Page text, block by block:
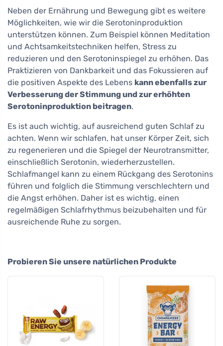
Neben der Ernährung und Bewegung gibt es weitere
Möglichkeiten, wie wir die Serotoninproduktion
unterstützen können. Zum Beispiel können Meditation
und Achtsamkeitstechniken helfen, Stress zu
reduzieren und den Serotoninspiegel zu erhöhen. Das
Praktizieren von Dankbarkeit und das Fokussieren auf
die positiven Aspekte des Lebens kann ebenfalls zur
Verbesserung der Stimmung und zur erhöhten
Serotoninproduktion beitragen.
Es ist auch wichtig, auf ausreichend guten Schlaf zu
achten. Wenn wir schlafen, hat unser Körper Zeit, sich
zu regenerieren und die Spiegel der Neurotransmitter,
einschließlich Serotonin, wiederherzustellen.
Schlafmangel kann zu einem Rückgang des Serotonins
führen und folglich die Stimmung verschlechtern und
die Angst erhöhen. Daher ist es wichtig, einen
regelmäßigen Schlafrhythmus beizubehalten und für
ausreichende Ruhe zu sorgen.
Probieren Sie unsere natürlichen Produkte